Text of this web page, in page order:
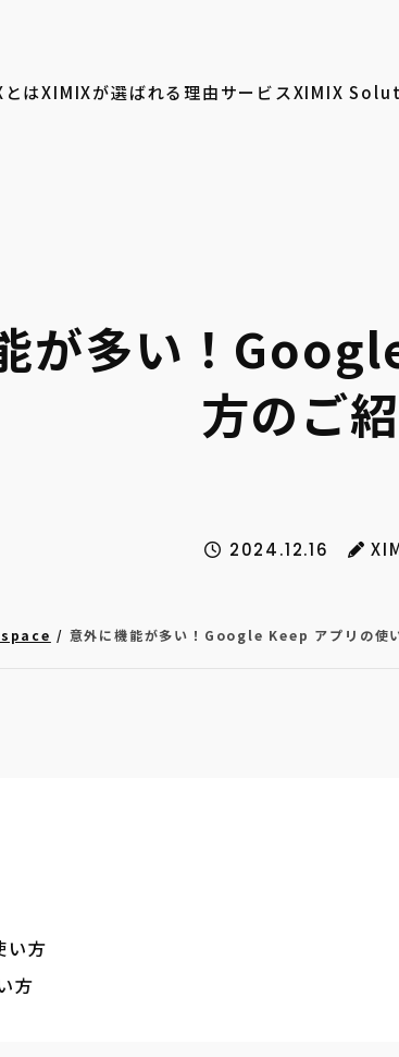
とはXIMIXが選ばれる理由サービスXIMIX
が多い！
方のご
2024.12.16
意外に機能が多い！Google Keep アプリの使
い方
方